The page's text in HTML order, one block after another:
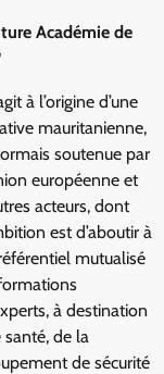
Académie de
à l’origine d’une
mauritanienne,
soutenue par
européenne et
acteurs, dont
est d’aboutir à
mutualisé
à destination
de la
de sécurité